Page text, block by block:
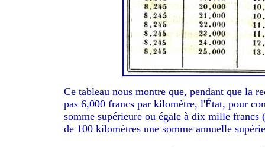
Ce tableau nous montre que, pendant que la
pas 6,000 francs par kilomètre, l'État, pour
somme supérieure ou égale à dix mille
de 100 kilomètres une somme annuelle